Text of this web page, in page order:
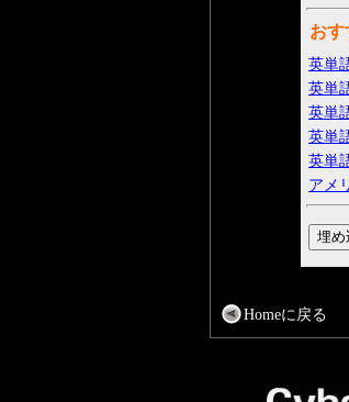
おす
英
英
英単
英
英単
アメ
Homeに戻る